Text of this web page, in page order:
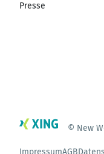
Presse
© New
ImpressumAGB